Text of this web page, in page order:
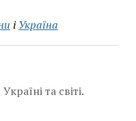
іУкраїна
та світі.